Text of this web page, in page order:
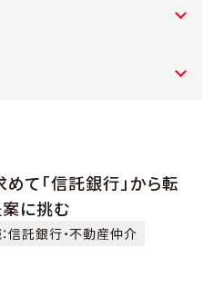
て「信託銀行」から転
に挑む
信託銀行・不動産仲介